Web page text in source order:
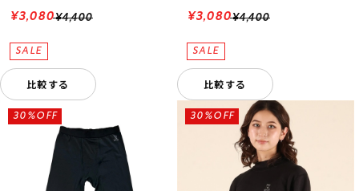
¥4,400
¥3,080
比較する
¥4,400
¥3,080
比較する
30%OFF 30%OFF